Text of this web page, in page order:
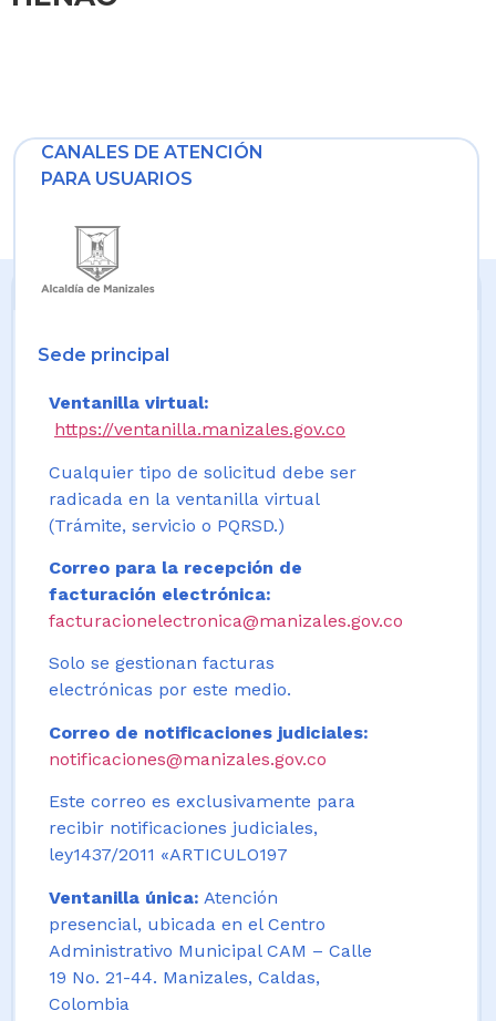
CANALES DE ATENCIÓN
PARA USUARIOS
Sede principal
Ventanilla virtual:
https://ventanilla.manizales.gov.co
Cualquier tipo de solicitud debe ser
radicada en la ventanilla virtual
(Trámite, servicio o PQRSD.)
Correo para la recepción de
facturación electrónica:
facturacionelectronica@manizales.gov.co
Solo se gestionan facturas
electrónicas por este medio.
Correo de notificaciones judiciales:
notificaciones@manizales.gov.co
Este correo es exclusivamente para
recibir notificaciones judiciales,
ley1437/2011 «ARTICULO197
Ventanilla única: Atención
presencial, ubicada en el Centro
Administrativo Municipal CAM – Calle
19 No. 21-44. Manizales, Caldas,
Colombia